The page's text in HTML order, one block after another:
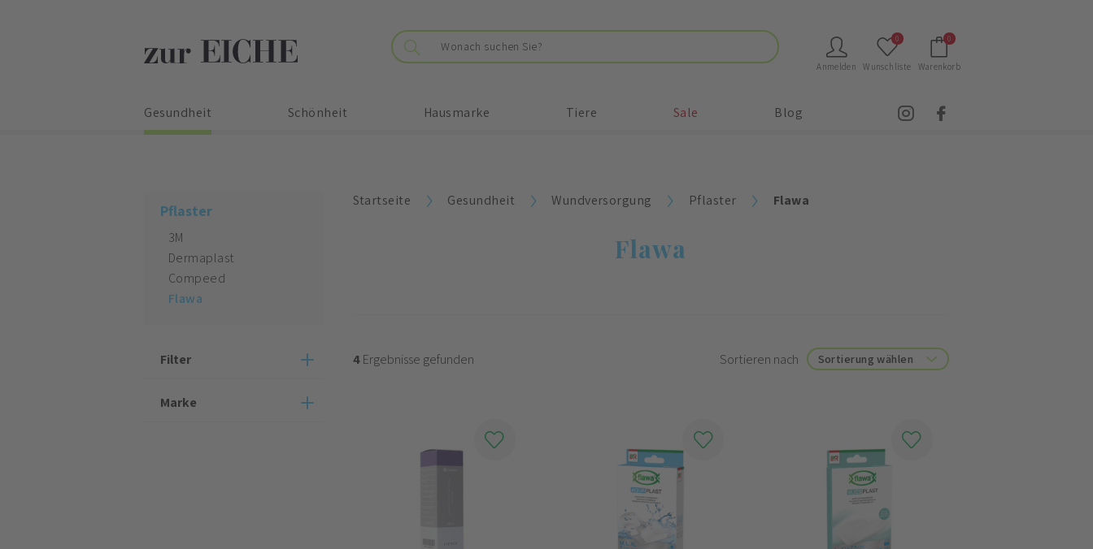
Anmelden
0
Wunschliste
0
Warenkorb
Gesundheit Schönheit Hausmarke Tiere Sale Blog
Startseite Gesundheit Wundversorgung Pflaster Flawa
Flawa
4Ergebnisse gefunden Sortieren nach Sortierung wählen
Pflaster
3M
Dermaplast
Compeed
Flawa
Filter
Marke